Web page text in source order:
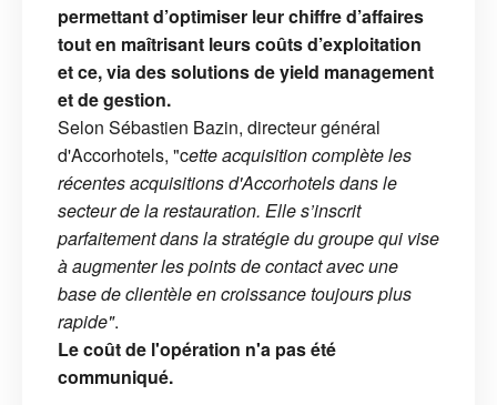
permettant d’optimiser leur chiffre d’affaires
tout en maîtrisant leurs coûts d’exploitation
et ce, via des solutions de yield management
et de gestion.
Selon Sébastien Bazin, directeur général
d'Accorhotels, "cette acquisition complète les
récentes acquisitions d'Accorhotels dans le
secteur de la restauration. Elle s’inscrit
parfaitement dans la stratégie du groupe qui vise
à augmenter les points de contact avec une
base de clientèle en croissance toujours plus
rapide".
Le coût de l'opération n'a pas été
communiqué.